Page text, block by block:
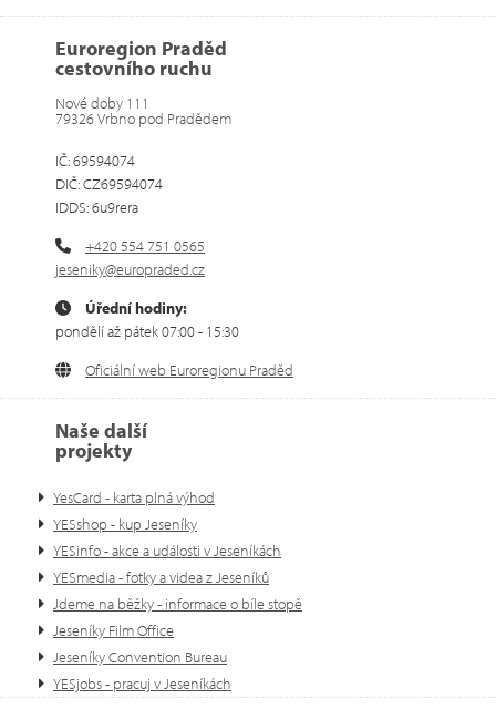
Euroregion Praděd
cestovního ruchu
Nové doby 111
79326 Vrbno pod Pradědem
IČ: 69594074
DIČ: CZ69594074
IDDS: 6u9rera
+420 554 751 0565
jeseniky@europraded.cz
Úřední hodiny:
pondělí až pátek 07:00 - 15:30
Oficiální web Euroregionu Praděd
Naše další
projekty
YesCard - karta plná výhod
YESshop - kup Jeseníky
YESinfo - akce a události v Jeseníkách
YESmedia - fotky a videa z Jeseníků
Jdeme na běžky - informace o bíle stopě
Jeseníky Film Office
Jeseníky Convention Bureau
YESjobs - pracuj v Jeseníkách